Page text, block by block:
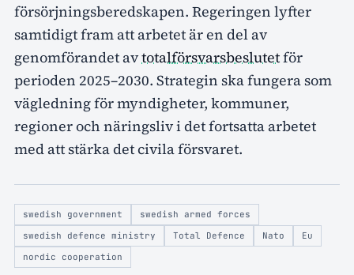
försörjningsberedskapen. Regeringen lyfter
samtidigt fram att arbetet är en del av
genomförandet avtotalförsvarsbeslutetför
perioden 2025–2030. Strategin ska fungera som
vägledning för myndigheter, kommuner,
regioner och näringsliv i det fortsatta arbetet
med att stärka det civila försvaret.
swedish government
swedish armed forces
swedish defence ministry
Total Defence Nato
Eu
nordic cooperation